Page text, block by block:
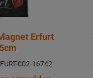
Erfurt
002-16742